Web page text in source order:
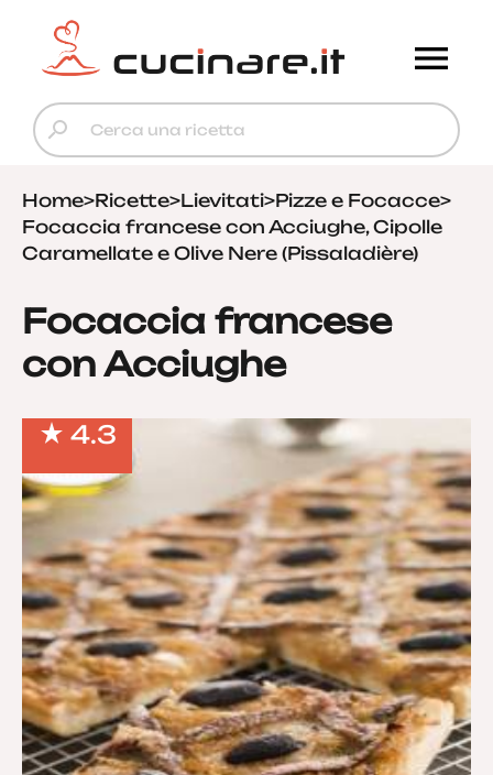
Home>Ricette>Lievitati>Pizze e Focacce>
Focaccia francese con Acciughe, Cipolle
Caramellate e Olive Nere (Pissaladière)
Focaccia francese
con Acciughe
4.3